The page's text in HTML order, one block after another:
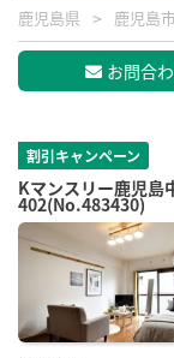
鹿児島県 鹿児島
お問合
割引キャンペーン
Kマンスリー鹿児島
402(No.483430)